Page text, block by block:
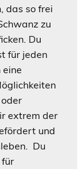
das so frei
zu
Du
für jeden
eine
extrem der
und
Du